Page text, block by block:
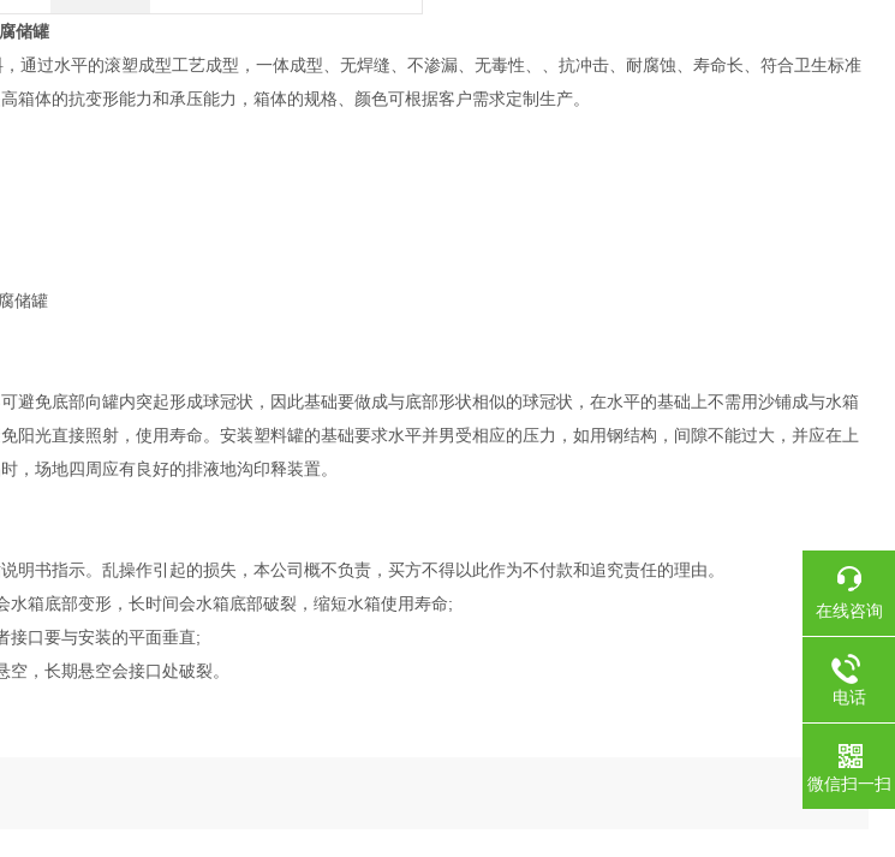
储罐
通过水平的滚塑成型工艺成型，一体成型、无焊缝、不渗漏、无毒性、、抗冲击、耐腐蚀、寿命长、符合卫生标准
箱体的抗变形能力和承压能力，箱体的规格、颜色可根据客户需求定制生产。
储罐
避免底部向罐内突起形成球冠状，因此基础要做成与底部形状相似的球冠状，在水平的基础上不需用沙铺成与水箱
阳光直接照射，使用寿命。安装塑料罐的基础要求水平并男受相应的压力，如用钢结构，间隙不能过大，并应在上
，场地四周应有良好的排液地沟印释装置。
明书指示。乱操作引起的损失，本公司概不负责，买方不得以此作为不付款和追究责任的理由。
水箱底部变形，长时间会水箱底部破裂，缩短水箱使用寿命;
接口要与安装的平面垂直;
，长期悬空会接口处破裂。
在线咨询
电话
微信扫一扫